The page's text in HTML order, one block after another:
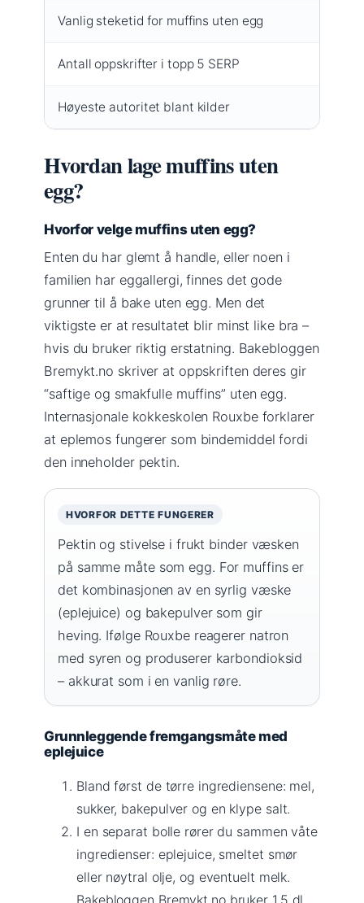
Vanlig steketid for muffins uten egg
Antall oppskrifter i topp 5 SERP
Høyeste autoritet blant kilder
Hvordan lage muffins uten
egg?
Hvorfor velge muffins uten egg?
Enten du har glemt å handle, eller noen i
familien har eggallergi, finnes det gode
grunner til å bake uten egg. Men det
viktigste er at resultatet blir minst like bra –
hvis du bruker riktig erstatning. Bakebloggen
Bremykt.no skriver at oppskriften deres gir
“saftige og smakfulle muffins” uten egg.
Internasjonale kokkeskolen Rouxbe forklarer
at eplemos fungerer som bindemiddel fordi
den inneholder pektin.
HVORFOR DETTE FUNGERER
Pektin og stivelse i frukt binder væsken
på samme måte som egg. For muffins er
det kombinasjonen av en syrlig væske
(eplejuice) og bakepulver som gir
heving. Ifølge Rouxbe reagerer natron
med syren og produserer karbondioksid
– akkurat som i en vanlig røre.
Grunnleggende fremgangsmåte med
eplejuice
Bland først de tørre ingrediensene: mel,
sukker, bakepulver og en klype salt.
I en separat bolle rører du sammen våte
ingredienser: eplejuice, smeltet smør
eller nøytral olje, og eventuelt melk.
Bakebloggen Bremykt.no bruker 1,5 dl